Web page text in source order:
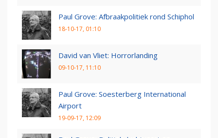
Paul Grove: Afbraakpolitiek rond Schiphol
18-10-17, 01:10
David van Vliet: Horrorlanding
09-10-17, 11:10
Paul Grove: Soesterberg International
Airport
19-09-17, 12:09